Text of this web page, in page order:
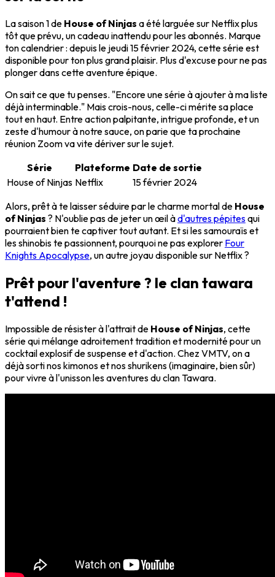
La saison 1 de House of Ninjas a été larguée sur Netflix plus
tôt que prévu, un cadeau inattendu pour les abonnés. Marque
ton calendrier : depuis le jeudi 15 février 2024, cette série est
disponible pour ton plus grand plaisir. Plus d'excuse pour ne pas
plonger dans cette aventure épique.
On sait ce que tu penses. "Encore une série à ajouter à ma liste
déjà interminable." Mais crois-nous, celle-ci mérite sa place
tout en haut. Entre action palpitante, intrigue profonde, et un
zeste d'humour à notre sauce, on parie que ta prochaine
réunion Zoom va vite dériver sur le sujet.
Série
Plateforme Date de sortie
House of Ninjas Netflix
15 février 2024
Alors, prêt à te laisser séduire par le charme mortal de House
of Ninjas ? N'oublie pas de jeter un œil àd'autres pépitesqui
pourraient bien te captiver tout autant. Et si les samouraïs et
les shinobis te passionnent, pourquoi ne pas explorer Four
Knights Apocalypse, un autre joyau disponible sur Netflix ?
Prêt pour l'aventure ? le clan tawara
t'attend !
Impossible de résister à l'attrait de House of Ninjas, cette
série qui mélange adroitement tradition et modernité pour un
cocktail explosif de suspense et d'action. Chez VMTV, on a
déjà sorti nos kimonos et nos shurikens (imaginaire, bien sûr)
pour vivre à l'unisson les aventures du clan Tawara.